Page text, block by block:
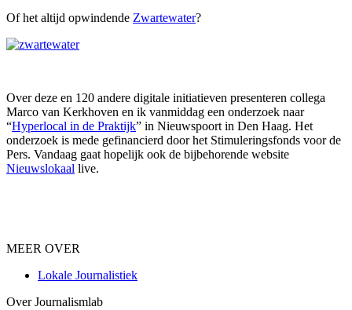
Of het altijd opwindende Zwartewater?
Over deze en 120 andere digitale initiatieven presenteren collega
Marco van Kerkhoven en ik vanmiddag een onderzoek naar
“Hyperlocal in de Praktijk” in Nieuwspoort in Den Haag. Het
onderzoek is mede gefinancierd door het Stimuleringsfonds voor de
Pers. Vandaag gaat hopelijk ook de bijbehorende website
Nieuwslokaal live.
MEER OVER
Lokale Journalistiek
Over Journalismlab